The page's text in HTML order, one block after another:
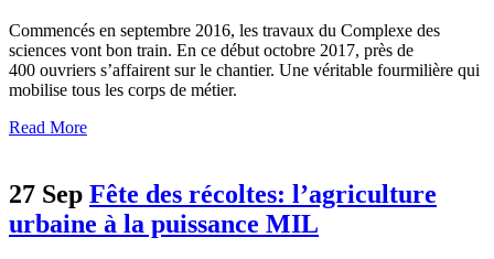
Commencés en septembre 2016, les travaux du Complexe des
sciences vont bon train. En ce début octobre 2017, près de
400 ouvriers s’affairent sur le chantier. Une véritable fourmilière qui
mobilise tous les corps de métier.
Read More
27 Sep Fête des récoltes: l’agriculture
urbaine à la puissance MIL